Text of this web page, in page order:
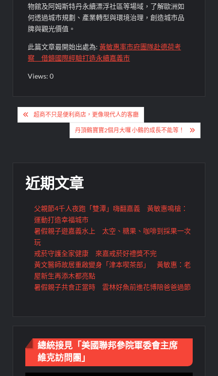
物館及阿姆斯特丹永續漂浮社區等場域，了解歐洲如
何透過城市規劃、產業轉型與環境治理，創造城市品
牌與觀光價值。
此篇文章最開始出處為:黃敏惠率市府團隊赴德荷考
察 借鏡國際經驗打造永續嘉義市
Views: 0
文
章
超商不只是便利商店，更像現代人的客廳
丹頂鶴寶寶2個月大囉 小鶴的成長不能等！
近期文章
父親節4千人夜跑「雙潭」嗨翻嘉義 黃敏惠鳴槍：
運動打造幸福城市
暑假親子遊嘉義水上 太空、糖果、咖啡到採果一次
玩
戒菸守護全家健康 來嘉戒菸好禮獎不完
黃文醫師故居重啟變身「津本喫茶部」 黃敏惠：老
屋新生再添木都亮點
暑假親子共食正當時 雲林好魚前進花博陪爸爸過節
總統接見「美國聯邦參院軍委會主席
維克訪問團」